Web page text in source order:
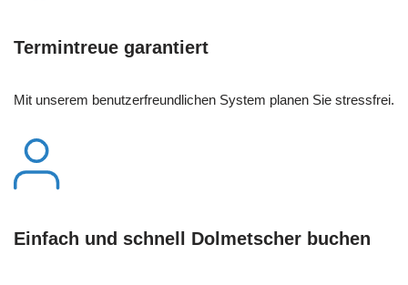
Termintreue garantiert
Mit unserem benutzerfreundlichen System planen Sie stressfrei.
Einfach und schnell Dolmetscher buchen